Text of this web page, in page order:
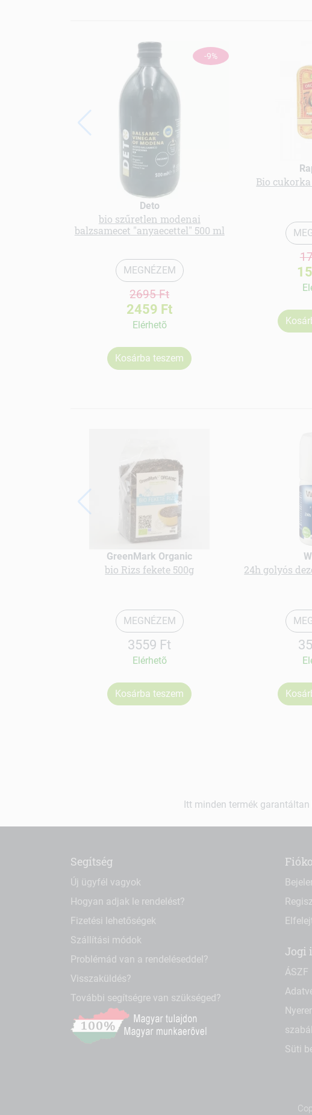
-9%
Deto
bio szűretlen modenai
balzsamecet "anyaecettel" 500 ml
MEGNÉZEM
2695 Ft
2459 Ft
Elérhetõ
Kosárba teszem
Bio cukorka
GreenMark Organic
bio Rizs fekete 500g
MEGNÉZEM
3559 Ft
Elérhetõ
Kosárba teszem
24h golyós
Itt minden termék
Segítség
Új ügyfél vagyok
Hogyan adjak le rendelést?
Fizetési lehetőségek
Szállítási módok
Problémád van a rendeléseddel?
Visszaküldés?
További segítségre van szükséged?
Jogi
ÁSZF
Süti